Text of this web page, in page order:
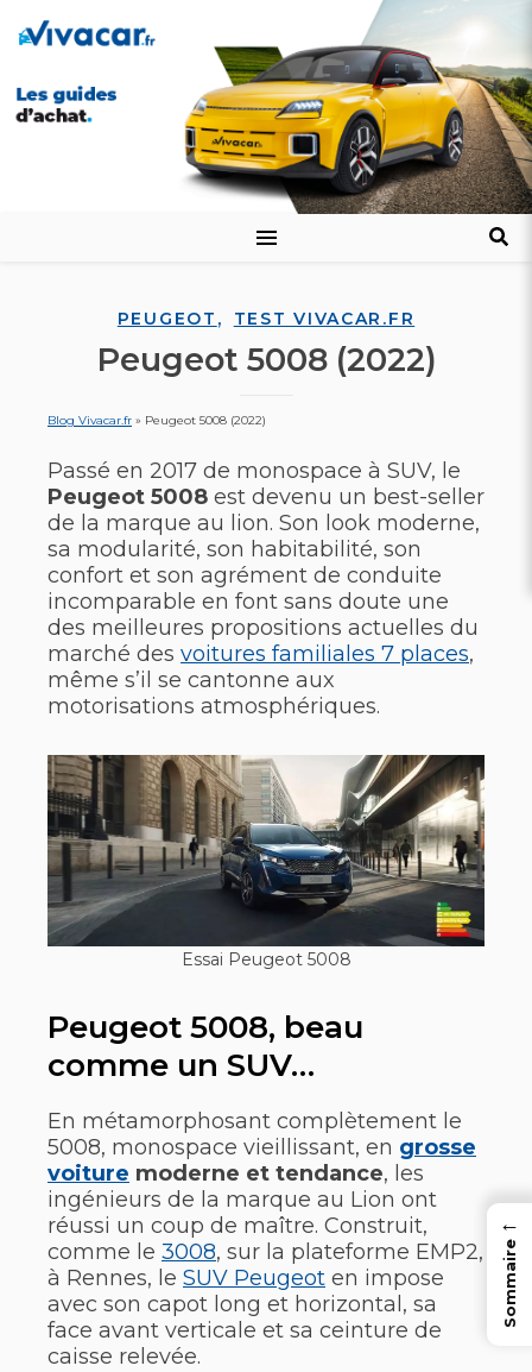
PEUGEOT , TEST VIVACAR.FR
Peugeot 5008 (2022)
Blog Vivacar.fr » Peugeot 5008 (2022)
Passé en 2017 de monospace à SUV, le
Peugeot 5008 est devenu un best-seller
de la marque au lion. Son look moderne,
sa modularité, son habitabilité, son
confort et son agrément de conduite
incomparable en font sans doute une
des meilleures propositions actuelles du
marché des voitures familiales 7 places,
même s’il se cantonne aux
motorisations atmosphériques.
Essai Peugeot 5008
Peugeot 5008, beau
comme un SUV…
En métamorphosant complètement le
5008, monospace vieillissant, en grosse
voiture moderne et tendance, les
ingénieurs de la marque au Lion ont
réussi un coup de maître. Construit,
comme le 3008, sur la plateforme EMP2,
à Rennes, le SUV Peugeot en impose
avec son capot long et horizontal, sa
face avant verticale et sa ceinture de
caisse relevée.
←
Sommaire